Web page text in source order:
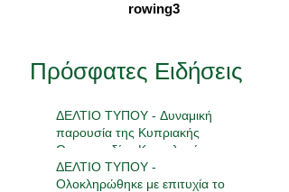
rowing3
Πρόσφατες Ειδήσεις
ΔΕΛΤΙΟ ΤΥΠΟΥ - Δυναμική
παρουσία της Κυπριακής
Ομοσπονδίας Κωπηλασίας στην
18η Πανελλήνια Συνάντηση
Ανάπτυξης
ΔΕΛΤΙΟ ΤΥΠΟΥ -
Ολοκληρώθηκε με επιτυχία το